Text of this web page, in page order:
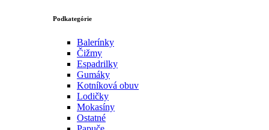
Podkategórie
Balerínky
Čižmy
Espadrilky
Gumáky
Kotníková obuv
Lodičky
Mokasíny
Ostatné